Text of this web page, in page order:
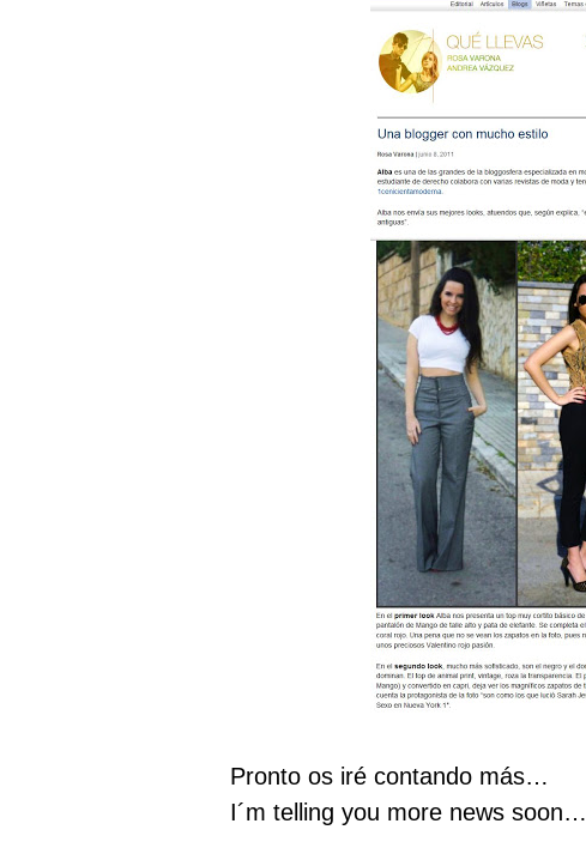
Pronto os iré contando más…
I´m telling you more news soon…